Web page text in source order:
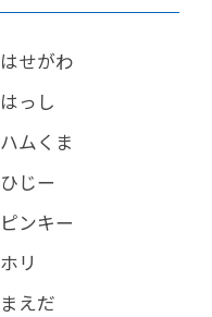
はせがわ
はっし
ハムくま
ひじー
ピンキー
ホリ
まえだ